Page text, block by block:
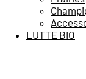
LUTTE BIO